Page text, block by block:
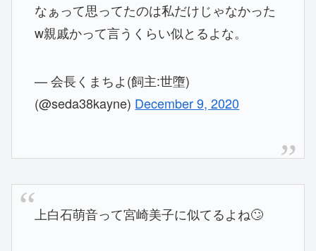
なぁって思ってたのは私だけじゃなかった
w親戚かって言うくらい似とるよな。
— 会長くまちよ(飼主:世墮)
(@seda38kayne) December 9, 2020
上白石萌音って宮崎美子に似てるよね🙄